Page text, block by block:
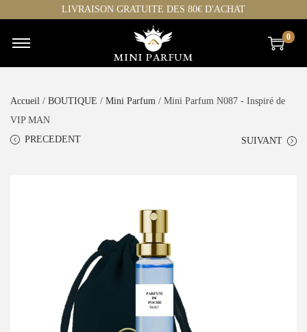
LIVRAISON GRATUITE DES 80€ D'ACHAT
0
Accueil / BOUTIQUE / Mini Parfum / Mini Parfum N087 - Inspiré de
VIP MAN
PRECEDENT
SUIVANT